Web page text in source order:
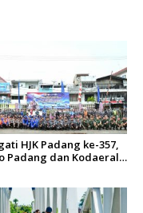
HJK Padang ke-357,
Padang dan Kodaeral